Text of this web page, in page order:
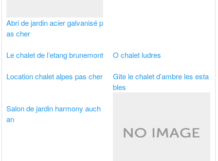
Abri de jardin acier galvanisé p
as cher
Le chalet de l’etang brunemont O chalet ludres
Location chalet alpes pas cher
Gite le chalet d’ambre les esta
bles
Salon de jardin harmony auch
an